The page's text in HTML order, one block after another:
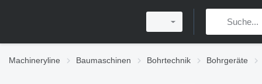
Machineryline Baumaschinen Bohrtechnik Bohrgeräte